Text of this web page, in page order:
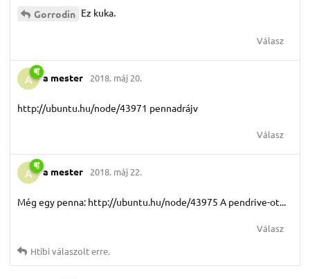
Gorrodin Ez kuka.
Válasz
A a mester 2018. máj 20.
http://ubuntu.hu/node/43971 pennadrájv
Válasz
A a mester 2018. máj 22.
Még egy penna: http://ubuntu.hu/node/43975 A pendrive-ot...
Válasz
Htibiválaszolt erre.